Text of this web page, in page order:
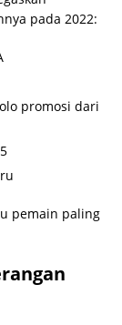
pada 2022:
promosi dari
pemain paling